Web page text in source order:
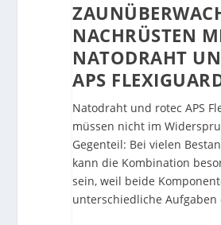
NACHRÜSTEN
NATODRAHT
APS
Natodraht und rotec APS
müssen nicht im
Gegenteil: Bei vielen
kann die Kombination
sein, weil beide
unterschiedliche